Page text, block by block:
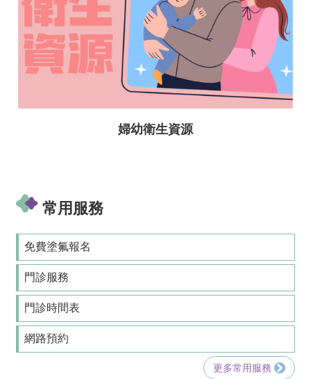
婦幼衛生資源
常用服務
免費塗氟報名
門診服務
門診時間表
網路預約
更多常用服務